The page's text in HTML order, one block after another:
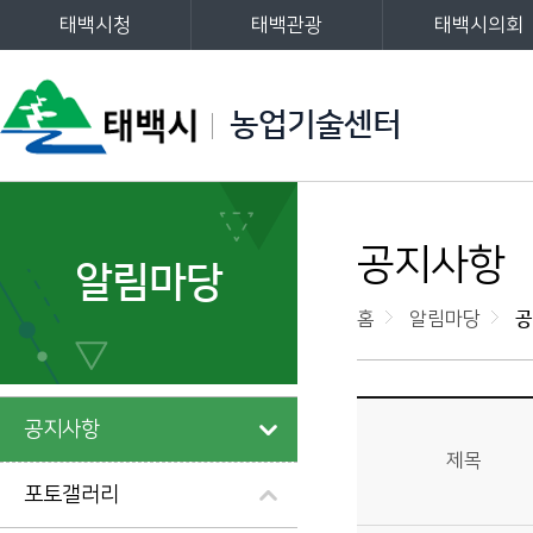
농업기술센터
태백시청 태백관광 태백시의회
주메뉴
왼쪽메뉴
알림마당
공지사항
포토갤러리
공지사항
홈 알림마당
알림마당>공지사항 상세보기 - 제목, 작성자, 내용, 파일 제공
제목